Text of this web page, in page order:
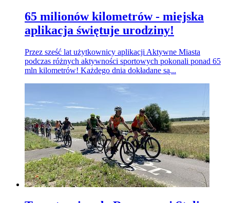
65 milionów kilometrów - miejska
aplikacja świętuje urodziny!
Przez sześć lat użytkownicy aplikacji Aktywne Miasta
podczas różnych aktywności sportowych pokonali ponad 65
mln kilometrów! Każdego dnia dokładane są...